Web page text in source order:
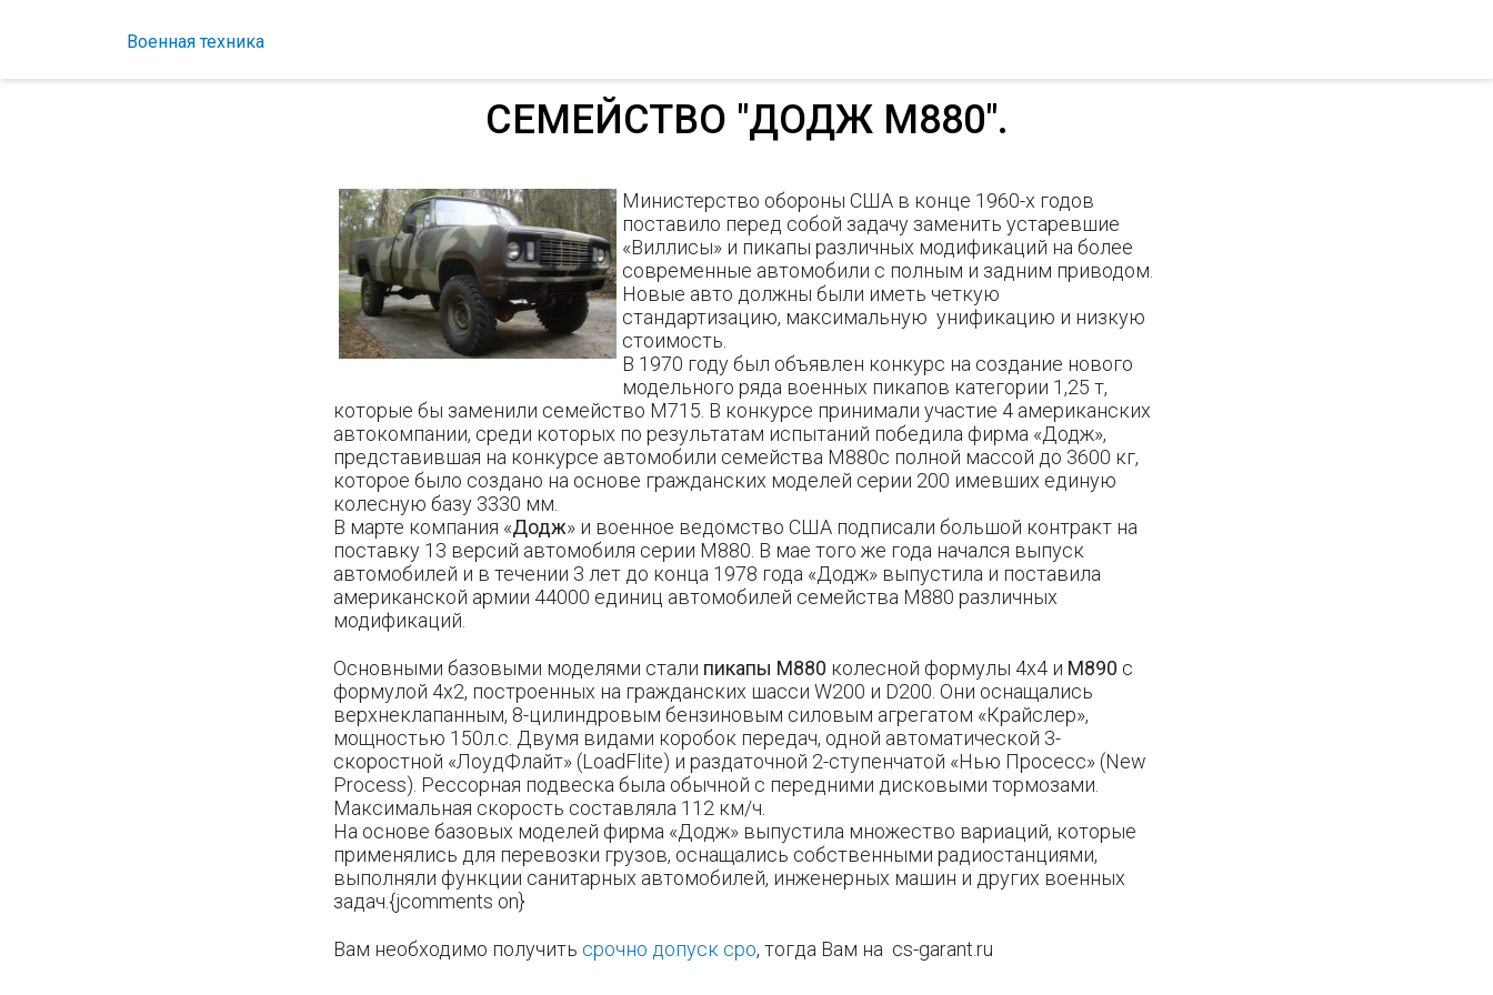
Военная техника
СЕМЕЙСТВО "ДОДЖ М880".
Министерство обороны США в конце 1960-х годов
поставило перед собой задачу заменить устаревшие
«Виллисы» и пикапы различных модификаций на более
современные автомобили с полным и задним приводом.
Новые авто должны были иметь четкую
стандартизацию, максимальную унификацию и низкую
стоимость.
В 1970 году был объявлен конкурс на создание нового
модельного ряда военных пикапов категории 1,25 т,
которые бы заменили семейство М715. В конкурсе принимали участие 4 американских
автокомпании, среди которых по результатам испытаний победила фирма «Додж»,
представившая на конкурсе автомобили семейства М880с полной массой до 3600 кг,
которое было создано на основе гражданских моделей серии 200 имевших единую
колесную базу 3330 мм.
В марте компания «Додж» и военное ведомство США подписали большой контракт на
поставку 13 версий автомобиля серии М880. В мае того же года начался выпуск
автомобилей и в течении 3 лет до конца 1978 года «Додж» выпустила и поставила
американской армии 44000 единиц автомобилей семейства М880 различных
модификаций.
Основными базовыми моделями стали пикапы М880 колесной формулы 4х4 и М890 с
формулой 4х2, построенных на гражданских шасси W200 и D200. Они оснащались
верхнеклапанным, 8-цилиндровым бензиновым силовым агрегатом «Крайслер»,
мощностью 150л.с. Двумя видами коробок передач, одной автоматической 3-
скоростной «ЛоудФлайт» (LoadFlite) и раздаточной 2-ступенчатой «Нью Просесс» (New
Process). Рессорная подвеска была обычной с передними дисковыми тормозами.
Максимальная скорость составляла 112 км/ч.
На основе базовых моделей фирма «Додж» выпустила множество вариаций, которые
применялись для перевозки грузов, оснащались собственными радиостанциями,
выполняли функции санитарных автомобилей, инженерных машин и других военных
задач.{jcomments on}
Вам необходимо получить срочно допуск сро, тогда Вам на cs-garant.ru